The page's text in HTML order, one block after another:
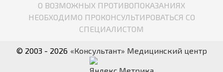
О ВОЗМОЖНЫХ ПРОТИВОПОКАЗАНИЯХ
НЕОБХОДИМО ПРОКОНСУЛЬТИРОВАТЬСЯ СО
СПЕЦИАЛИСТОМ
© 2003 - 2026 «Консультант» Медицинский центр